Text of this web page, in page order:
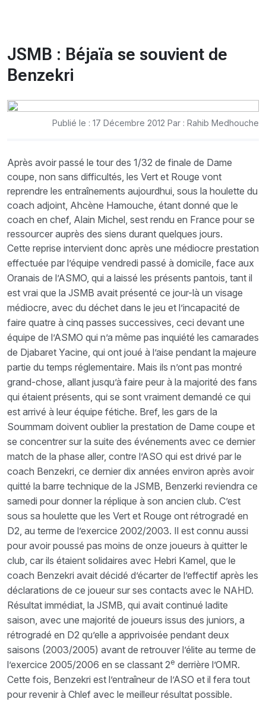
JSMB : Béjaïa se souvient de
Benzekri
Publié le : 17 Décembre 2012 Par : Rahib Medhouche
Après avoir passé le tour des 1/32 de finale de Dame
coupe, non sans difficultés, les Vert et Rouge vont
reprendre les entraînements aujourdhui, sous la houlette du
coach adjoint, Ahcène Hamouche, étant donné que le
coach en chef, Alain Michel, sest rendu en France pour se
ressourcer auprès des siens durant quelques jours.
Cette reprise intervient donc après une médiocre prestation
effectuée par l’équipe vendredi passé à domicile, face aux
Oranais de l’ASMO, qui a laissé les présents pantois, tant il
est vrai que la JSMB avait présenté ce jour-là un visage
médiocre, avec du déchet dans le jeu et l’incapacité de
faire quatre à cinq passes successives, ceci devant une
équipe de l’ASMO qui n’a même pas inquiété les camarades
de Djabaret Yacine, qui ont joué à l’aise pendant la majeure
partie du temps réglementaire. Mais ils n’ont pas montré
grand-chose, allant jusqu’à faire peur à la majorité des fans
qui étaient présents, qui se sont vraiment demandé ce qui
est arrivé à leur équipe fétiche. Bref, les gars de la
Soummam doivent oublier la prestation de Dame coupe et
se concentrer sur la suite des événements avec ce dernier
match de la phase aller, contre l’ASO qui est drivé par le
coach Benzekri, ce dernier dix années environ après avoir
quitté la barre technique de la JSMB, Benzerki reviendra ce
samedi pour donner la réplique à son ancien club. C’est
sous sa houlette que les Vert et Rouge ont rétrogradé en
D2, au terme de l’exercice 2002/2003. Il est connu aussi
pour avoir poussé pas moins de onze joueurs à quitter le
club, car ils étaient solidaires avec Hebri Kamel, que le
coach Benzekri avait décidé d’écarter de l’effectif après les
déclarations de ce joueur sur ses contacts avec le NAHD.
Résultat immédiat, la JSMB, qui avait continué ladite
saison, avec une majorité de joueurs issus des juniors, a
rétrogradé en D2 qu’elle a apprivoisée pendant deux
saisons (2003/2005) avant de retrouver l’élite au terme de
l’exercice 2005/2006 en se classant 2e derrière l’OMR.
Cette fois, Benzekri est l’entraîneur de l’ASO et il fera tout
pour revenir à Chlef avec le meilleur résultat possible.